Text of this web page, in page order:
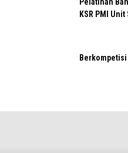
KSR PMI